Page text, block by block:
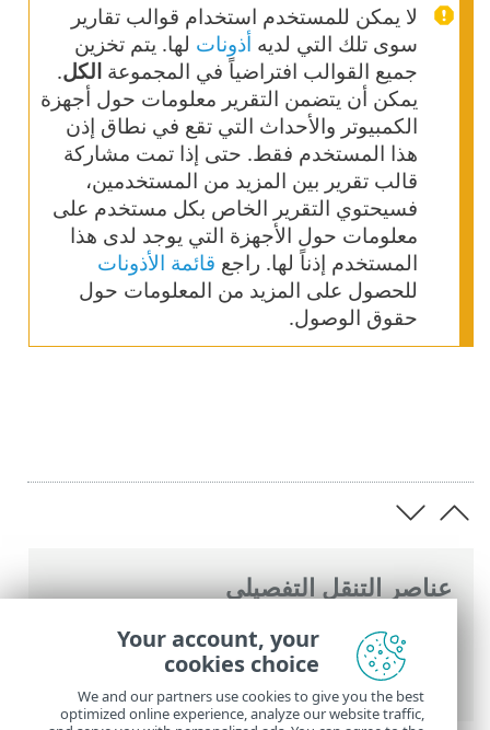
عناصر التنقل التفصيلي
تعليمات ESET عبر الإنترنت >
ESET PROTECT
On-Prem
> ابدأ الآن
من ESET PROTECT On-Prem.
لا يمكن للمستخدم استخدام قوالب تقارير
سوى تلك التي لديه أذونات لها. يتم تخزين
جميع القوالب افتراضياً في المجموعة الكل.
يمكن أن يتضمن التقرير معلومات حول أجهزة
الكمبيوتر والأحداث التي تقع في نطاق إذن
هذا المستخدم فقط. حتى إذا تمت مشاركة
قالب تقرير بين المزيد من المستخدمين،
فسيحتوي التقرير الخاص بكل مستخدم على
معلومات حول الأجهزة التي يوجد لدى هذا
المستخدم إذناً لها. راجع قائمة الأذونات
للحصول على المزيد من المعلومات حول
حقوق الوصول.
Your account, your
cookies choice
We and our partners use cookies to give you the best
optimized online experience, analyze our website traffic,